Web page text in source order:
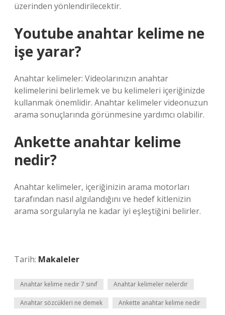
üzerinden yönlendirilecektir.
Youtube anahtar kelime ne
işe yarar?
Anahtar kelimeler: Videolarınızın anahtar
kelimelerini belirlemek ve bu kelimeleri içeriğinizde
kullanmak önemlidir. Anahtar kelimeler videonuzun
arama sonuçlarında görünmesine yardımcı olabilir.
Ankette anahtar kelime
nedir?
Anahtar kelimeler, içeriğinizin arama motorları
tarafından nasıl algılandığını ve hedef kitlenizin
arama sorgularıyla ne kadar iyi eşleştiğini belirler.
Tarih: Makaleler
Anahtar kelime nedir 7 sınıf Anahtar kelimeler nelerdir
Anahtar sözcükleri ne demek Ankette anahtar kelime nedir